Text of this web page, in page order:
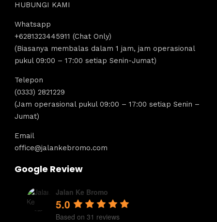
HUBUNGI KAMI
Whatsapp
+6281323445911 (Chat Only)
(Biasanya membalas dalam 1 jam, jam operasional
pukul 09:00 – 17:00 setiap Senin-Jumat)
Telepon
(0333) 2821229
(Jam operasional pukul 09:00 – 17:00 setiap Senin –
Jumat)
Email
office@jalankebromo.com
Google Review
Jalan Ke Bromo
5.0
Based on 31 reviews